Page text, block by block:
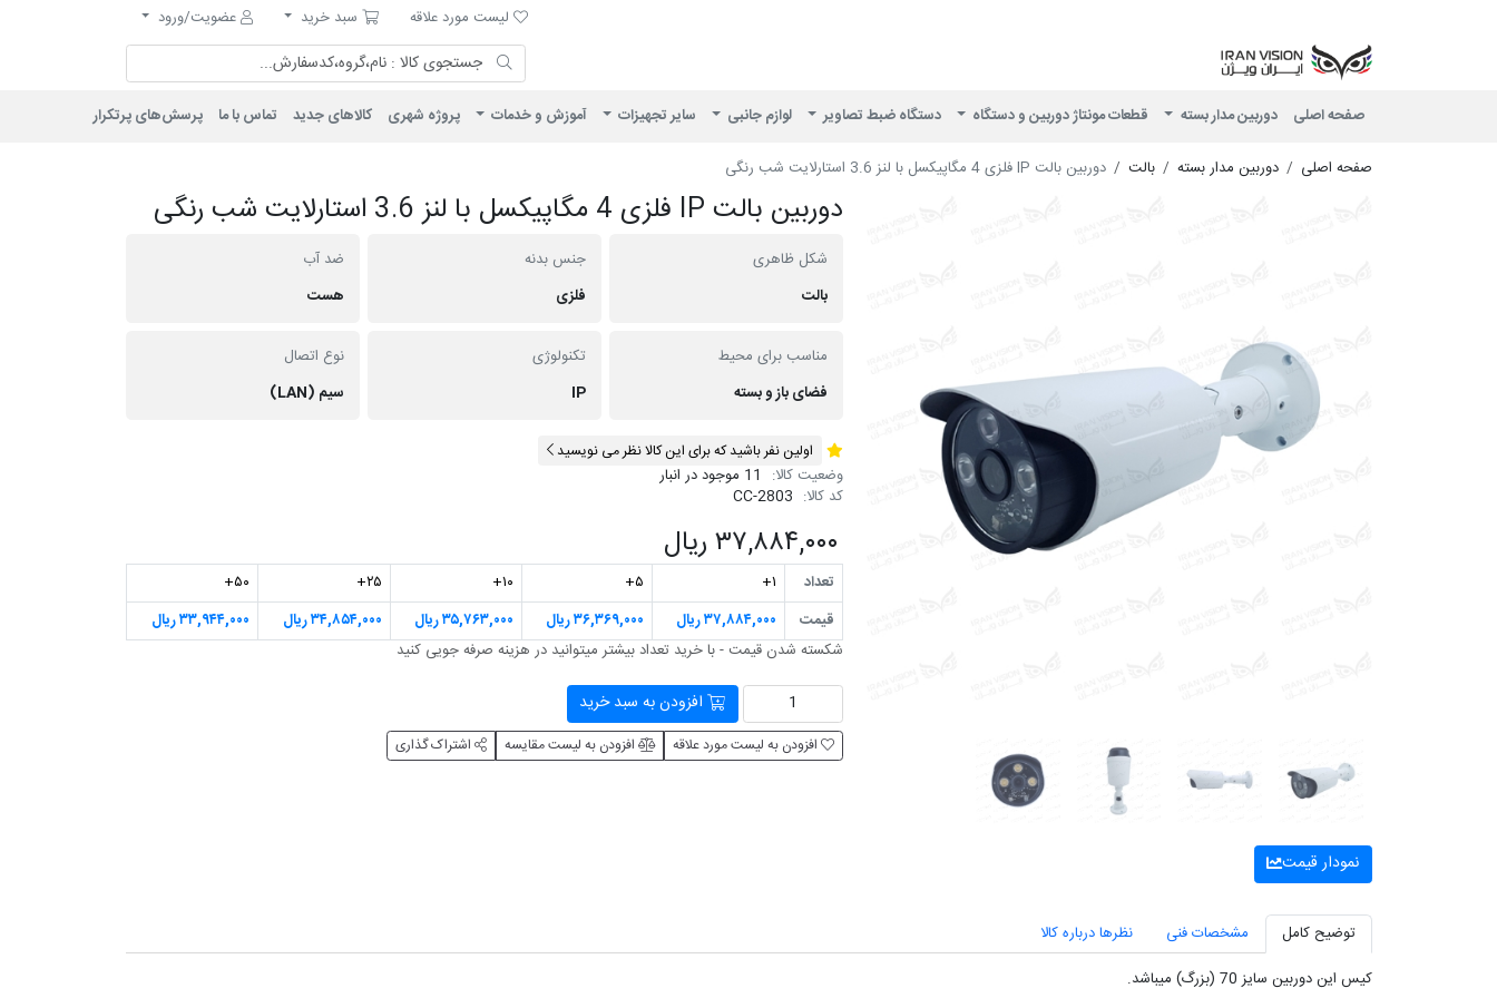
لیست مورد علاقه
لیست مورد علاقه سبد خرید
سبد خرید
عضویت/ورود
صفحه اصلی دوربین مدار بسته قطعات مونتاژ دوربین و دستگاه دستگاه ضبط تصاویر لوازم جانبی سایر تجهیزات آموزش و خدمات پروژه شهری کالاهای جدید تماس با ما پرسش‌های پرتکرار
صفحه اصلی دوربین مدار بسته بالت دوربین بالت IP فلزی 4 مگاپیکسل با لنز 3.6 استارلایت شب رنگی
نمودار قیمت
دوربین بالت IP فلزی 4 مگاپیکسل با لنز 3.6 استارلایت شب رنگی
شکل ظاهری
بالت
جنس بدنه
فلزی
ضد آب
هست
مناسب برای محیط
فضای باز و بسته
تکنولوژی
IP
نوع اتصال
سیم (LAN)
اولین نفر باشید که برای این کالا نظر می نویسید
وضعیت کالا: 11 موجود در انبار
کد کالا: CC-2803
۳۷,۸۸۴,۰۰۰ ریال
شکسته شدن قیمت - با خرید تعداد بیشتر می‎توانید در هزینه صرفه جویی کنید
تعداد ۱+ ۵+ ۱۰+ ۲۵+
۵۰+
قیمت
۳۷,۸۸۴,۰۰۰ ریال ۳۶,۳۶۹,۰۰۰ ریال ۳۵,۷۶۳,۰۰۰ ریال ۳۴,۸۵۴,۰۰۰ ریال ۳۳,۹۴۴,۰۰۰ ریال
افزودن به سبد خرید
افزودن به لیست مورد علاقه افزودن به لیست مقایسه اشتراک گذاری
توضیح کامل مشخصات فنی
نظرها درباره کالا
کیس این دوربین سایز 70 (بزرگ) میباشد.